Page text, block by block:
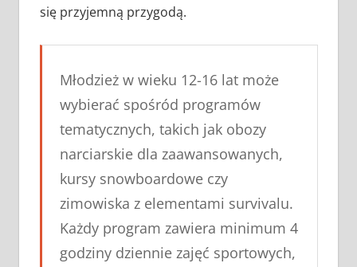
się przyjemną przygodą.
Młodzież w wieku 12-16 lat może
wybierać spośród programów
tematycznych, takich jak obozy
narciarskie dla zaawansowanych,
kursy snowboardowe czy
zimowiska z elementami survivalu.
Każdy program zawiera minimum 4
godziny dziennie zajęć sportowych,